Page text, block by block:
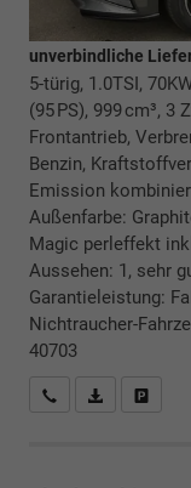
unverbindliche
5-türig, 1.0TSI,
(95 PS), 999 cm³, 3
Frontantrieb,
Benzin,
Emission
Außenfarbe:
Magic perleffekt
Aussehen: 1, sehr
Garantieleistung:
Nichtraucher-
40703
RückrufbittePDF-Datei,